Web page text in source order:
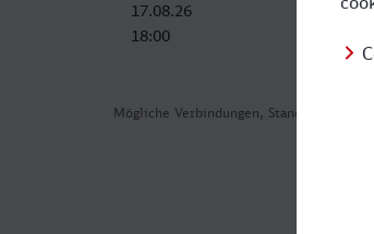
Mögliche Verbindungen, Stand: 2026-08-
17.08.26
18:00